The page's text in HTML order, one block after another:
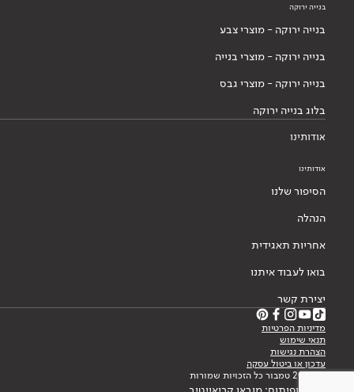
בנייה ירוקה
בנייה ירוקה - מוצרי צבע
בנייה ירוקה - מוצרי בנייה
בנייה ירוקה - מוצרי גבס
בלוג בנייה ירוקה
אודותינו
אודותינו
הסיפור שלנו
הנהלה
אחריות תאגידית
בואו לעבוד איתנו
יצירת קשר
מדיניות הפרטיות
תנאי שימוש
הצהרת נגישות
עדכון או ביטול עסקה
© 2026 טמבור כל הזכויות שמורות
עיצוב ופיתוח: מובאו קריאייטיב